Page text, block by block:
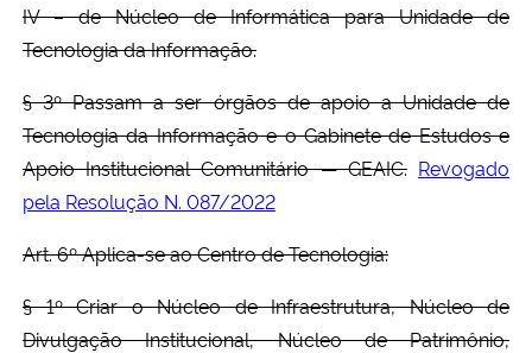
IV – de Núcleo de Informática para Unidade de
Tecnologia da Informação.
§ 3º Passam a ser órgãos de apoio a Unidade de
Tecnologia da Informação e o Gabinete de Estudos e
Apoio Institucional Comunitário — GEAIC. Revogado
pela Resolução N. 087/2022
Art. 6º Aplica-se ao Centro de Tecnologia:
§ 1º Criar o Núcleo de Infraestrutura, Núcleo de
Divulgação Institucional, Núcleo de Patrimônio,